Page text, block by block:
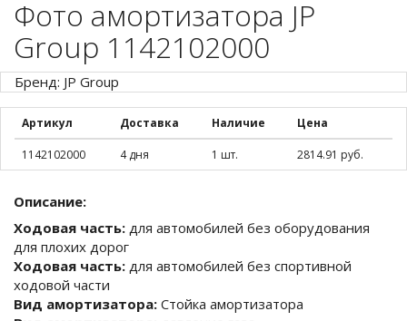
Фото амортизатора JP
Group 1142102000
Бренд: JP Group
Артикул Доставка Наличие Цена
1142102000 4 дня 1 шт. 2814.91 руб.
Описание:
Ходовая часть: для автомобилей без оборудования
для плохих дорог
Ходовая часть: для автомобилей без спортивной
ходовой части
Вид амортизатора: Стойка амортизатора